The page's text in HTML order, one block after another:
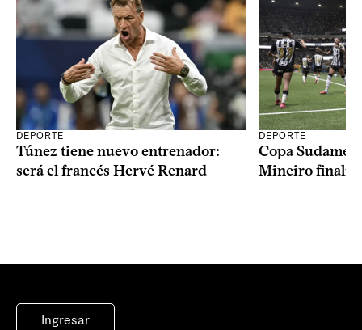
DEPORTE
Túnez tiene nuevo entrenador:
será el francés Hervé Renard
DEPORTE
Copa
Mineiro
Ingresar